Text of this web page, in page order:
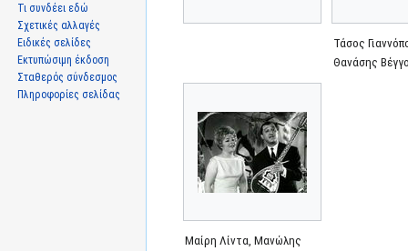
Τάσος
Θανάσης
Μαίρη Λίντα, Μανώλης
Τι συνδέει εδώ
Σχετικές αλλαγές
Ειδικές σελίδες
Εκτυπώσιμη έκδοση
Σταθερός σύνδεσμος
Πληροφορίες σελίδας